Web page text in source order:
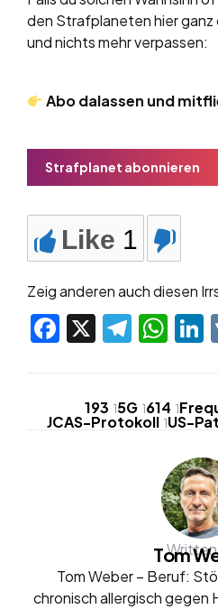
den Strafplaneten hier
und nichts mehr verpassen:
Abo dalassen und
Strafplanet abonnieren
Like 1
Zeig anderen auch diesen
Facebook
X
193 15G 1614 1
JCAS-Protokoll 1US-
Tom
Tom Weber – Beruf:
chronisch allergisch gegen